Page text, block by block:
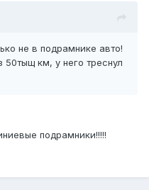
не в подрамнике авто!
км, у него треснул
подрамники!!!!!